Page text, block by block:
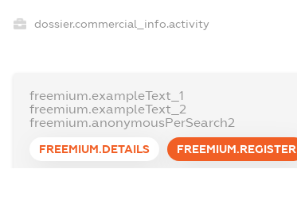
dossier.commercial_info.activity
freemium.exampleText_1
freemium.exampleText_2
freemium.anonymousPerSearch2
FREEMIUM.DETAILS FREEMIUM.REGISTER